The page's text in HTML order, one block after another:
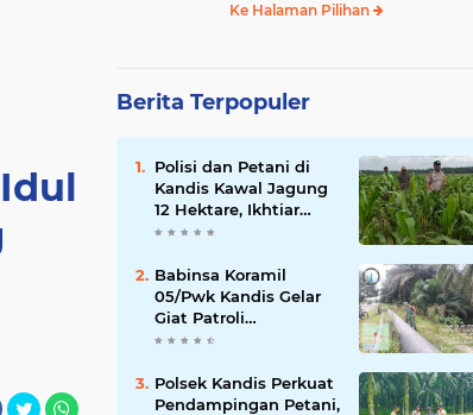
Ke Halaman Pilihan
Berita Terpopuler
Polisi dan Petani di
Kandis Kawal Jagung
12 Hektare, Ikhtiar
Menjaga Ketahanan
Babinsa Koramil
05/Pwk Kandis Gelar
Giat Patroli
Pengamanan Line
Kandis Kandis
Polsek Kandis Perkuat
Pendampingan Petani,